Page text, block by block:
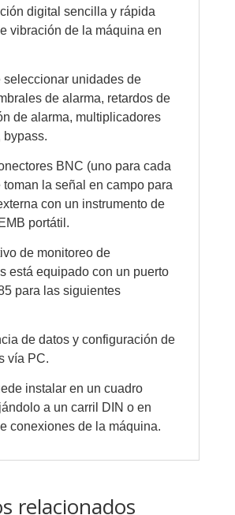
digital sencilla y rápida
vibración de la máquina en
seleccionar unidades de
de alarma, retardos de
de alarma, multiplicadores
bypass.
BNC (uno para cada
toman la señal en campo para
con un instrumento de
portátil.
de monitoreo de
está equipado con un puerto
para las siguientes
de datos y configuración de
vía PC.
instalar en un cuadro
a un carril DIN o en
conexiones de la máquina.
relacionados